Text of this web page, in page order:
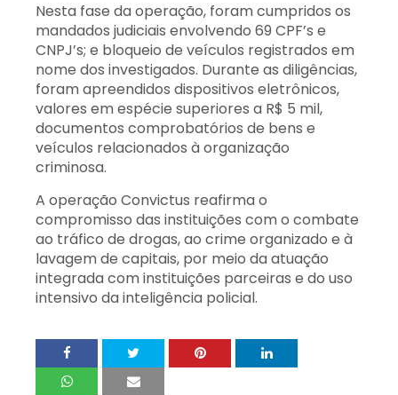
Nesta fase da operação, foram cumpridos os
mandados judiciais envolvendo 69 CPF’s e
CNPJ’s; e bloqueio de veículos registrados em
nome dos investigados. Durante as diligências,
foram apreendidos dispositivos eletrônicos,
valores em espécie superiores a R$ 5 mil,
documentos comprobatórios de bens e
veículos relacionados à organização
criminosa.
A operação Convictus reafirma o
compromisso das instituições com o combate
ao tráfico de drogas, ao crime organizado e à
lavagem de capitais, por meio da atuação
integrada com instituições parceiras e do uso
intensivo da inteligência policial.